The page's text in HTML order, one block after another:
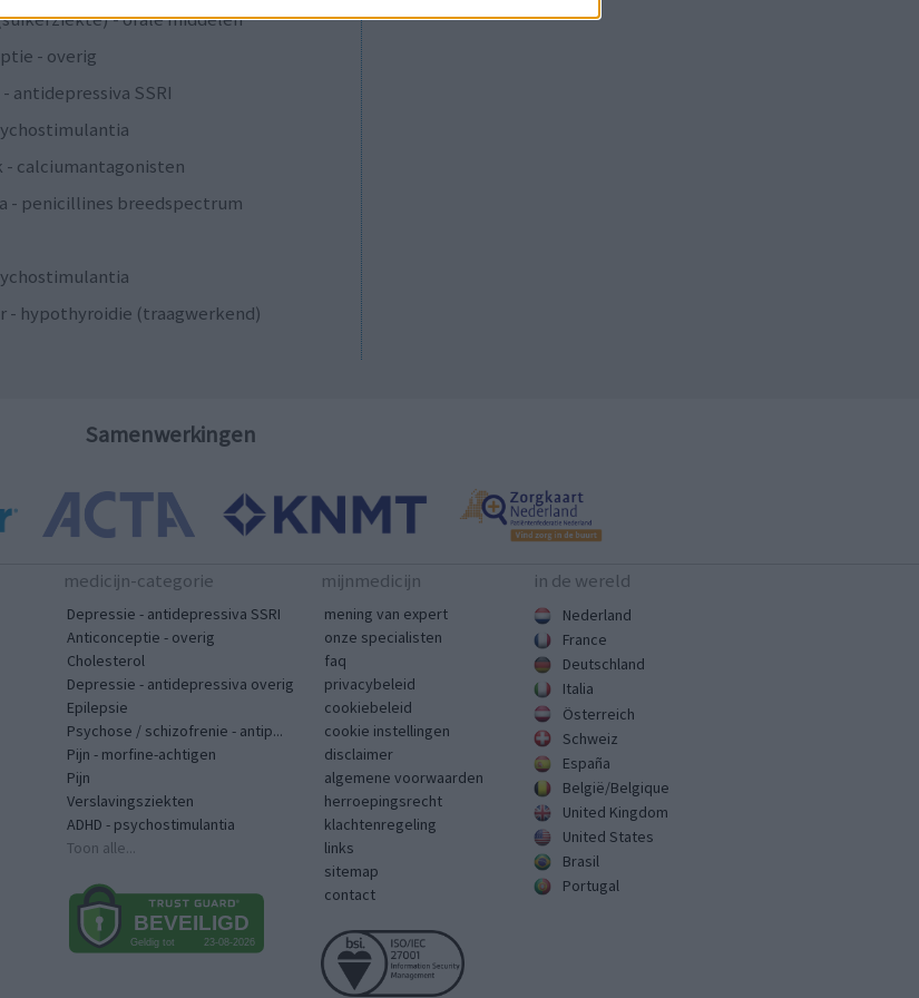
- orale middelen
- overig
antidepressiva SSRI
- calciumantagonisten
- penicillines breedspectrum
- hypothyroidie (traagwerkend)
Samenwerkingen
medicijn-categorie
Depressie - antidepressiva SSRI
Anticonceptie - overig
Cholesterol
Depressie - antidepressiva overig
Epilepsie
Psychose / schizofrenie - antip...
Pijn - morfine-achtigen
Pijn
Verslavingsziekten
ADHD - psychostimulantia
Toon alle...
mijnmedicijn
mening van expert
onze specialisten
faq
privacybeleid
cookiebeleid
cookie instellingen
disclaimer
algemene voorwaarden
herroepingsrecht
klachtenregeling
links
sitemap
contact
in de wereld
Nederland
France
Deutschland
Italia
Österreich
Schweiz
España
België/Belgique
United Kingdom
United States
Brasil
Portugal